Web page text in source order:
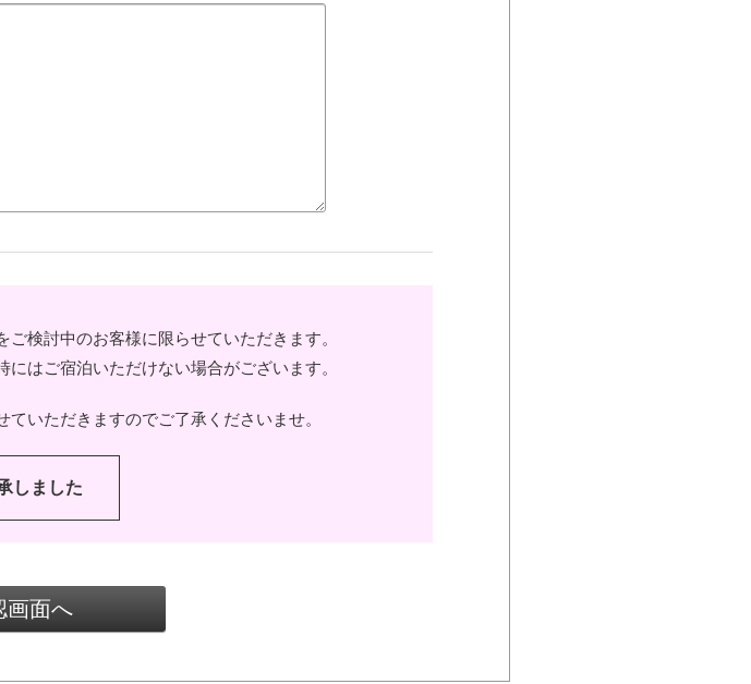
検討中のお客様に限らせていただきます。
はご宿泊いただけない場合がございます。
ていただきますのでご了承くださいませ。
しました